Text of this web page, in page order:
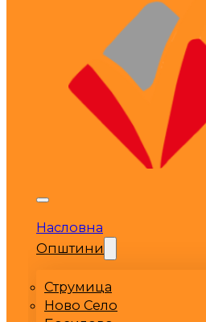
Насловна
Општини
Струмица
Ново Село